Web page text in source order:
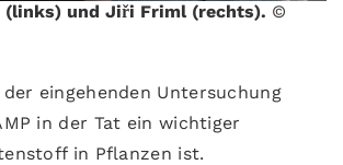
(links) und Jiři Friml (rechts). ©
der eingehenden Untersuchung
in der Tat ein wichtiger
in Pflanzen ist.